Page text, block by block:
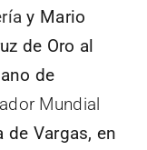
y Mario
de Oro al
de
Mundial
de Vargas, en